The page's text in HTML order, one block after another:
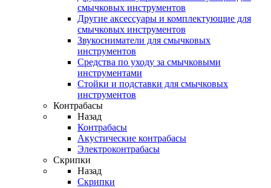
смычковых инструментов
Другие аксессуары и комплектующие для
смычковых инструментов
Звукосниматели для смычковых
инструментов
Средства по уходу за смычковыми
инструментами
Стойки и подставки для смычковых
инструментов
Контрабасы
Назад
Контрабасы
Акустические контрабасы
Электроконтрабасы
Скрипки
Назад
Скрипки